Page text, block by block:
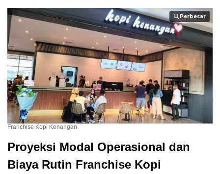
Perbesar
Franchise Kopi Kenangan
Proyeksi Modal Operasional dan
Biaya Rutin Franchise Kopi